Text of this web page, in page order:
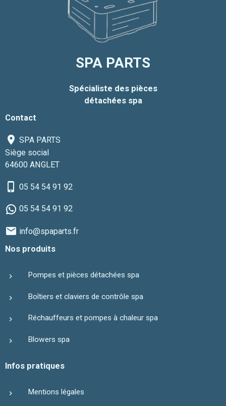
SPA PARTS
Spécialiste des pièces
détachées spa
Contact
SPA PARTS
Siège social
64600 ANGLET
05 54 54 91 92
05 54 54 91 92
info@spaparts.fr
Nos produits
Pompes et pièces détachées spa
Boîtiers et claviers de contrôle spa
Réchauffeurs et pompes à chaleur spa
Blowers spa
Infos pratiques
Mentions légales